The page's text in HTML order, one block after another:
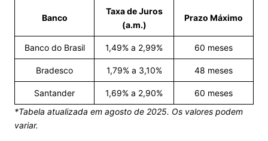
Banco
Taxa de Juros
(a.m.)
Prazo Máximo
Banco do Brasil 1,49% a 2,99% 60 meses
Bradesco 1,79% a 3,10% 48 meses
Santander 1,69% a 2,90%
60 meses
*Tabela atualizada em agosto de 2025. Os valores podem
variar.